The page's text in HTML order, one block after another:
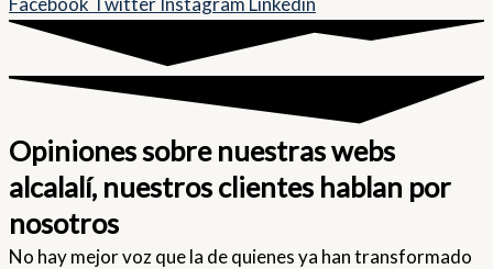
Opiniones sobre nuestras webs
alcalalí, nuestros clientes hablan por
nosotros
No hay mejor voz que la de quienes ya han transformado